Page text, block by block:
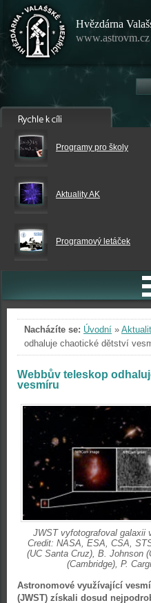
Hvězdárna
www.astrovm.cz
Programy pro školy
Aktuality AK
Programový letáček
Nacházíte se: Úvodní »
odhaluje chaotické dětství
Webbův teleskop
vesmíru
JWST vyfotografoval galaxii
Credit: NASA, ESA, CSA,
(UC Santa Cruz), B. Johnson
(Cambridge), P.
Astronomové využívající
(JWST) získali dosud